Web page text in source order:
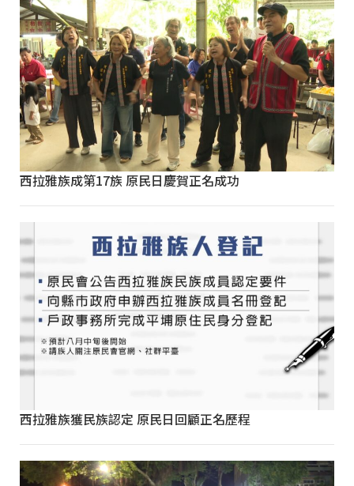
西拉雅族成第17族 原民日慶賀正名成功
西拉雅族獲民族認定 原民日回顧正名歷程